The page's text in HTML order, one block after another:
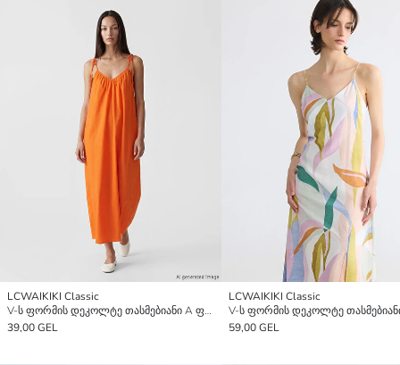
LCWAIKIKI Classic
V-ს ფორმის დეკოლტე თასმებიანი A ფორმის კაბა
39,00 GEL
LCWAIKIKI Classic
59,00 GEL